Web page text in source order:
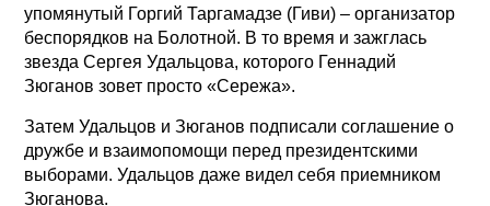
упомянутый Горгий Таргамадзе (Гиви) – организатор
беспорядков на Болотной. В то время и зажглась
звезда Сергея Удальцова, которого Геннадий
Зюганов зовет просто «Сережа».
Затем Удальцов и Зюганов подписали соглашение о
дружбе и взаимопомощи перед президентскими
выборами. Удальцов даже видел себя приемником
Зюганова.